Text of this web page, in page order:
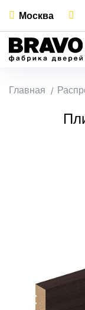
Москва
Главная